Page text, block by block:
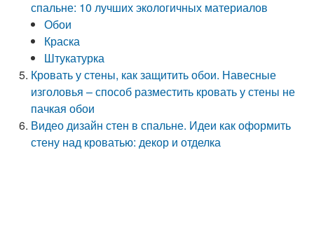
спальне: 10 лучших экологичных материалов
Обои
Краска
Штукатурка
Кровать у стены, как защитить обои. Навесные
изголовья – способ разместить кровать у стены не
пачкая обои
Видео дизайн стен в спальне. Идеи как оформить
стену над кроватью: декор и отделка